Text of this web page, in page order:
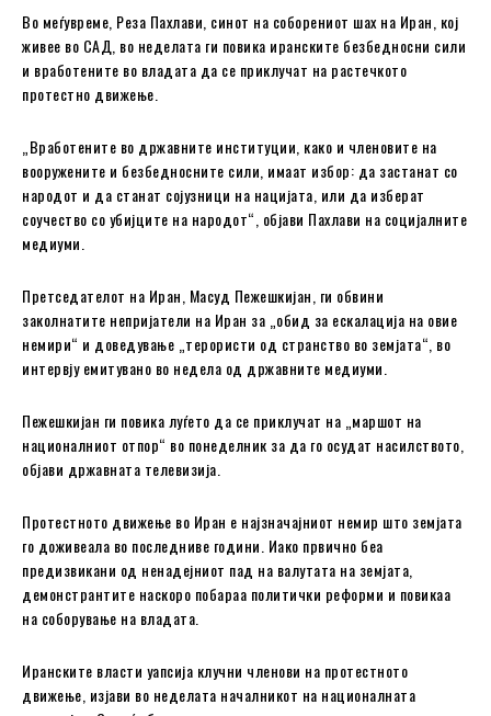
Во меѓувреме, Реза Пахлави, синот на соборениот шах на Иран, кој
живее во САД, во неделата ги повика иранските безбедносни сили
и вработените во владата да се приклучат на растечкото
протестно движење.
„Вработените во државните институции, како и членовите на
вооружените и безбедносните сили, имаат избор: да застанат со
народот и да станат сојузници на нацијата, или да изберат
соучество со убијците на народот“, објави Пахлави на социјалните
медиуми.
Претседателот на Иран, Масуд Пежешкијан, ги обвини
заколнатите непријатели на Иран за „обид за ескалација на овие
немири“ и доведување „терористи од странство во земјата“, во
интервју емитувано во недела од државните медиуми.
Пежешкијан ги повика луѓето да се приклучат на „маршот на
националниот отпор“ во понеделник за да го осудат насилството,
објави државната телевизија.
Протестното движење во Иран е најзначајниот немир што земјата
го доживеала во последниве години. Иако првично беа
предизвикани од ненадејниот пад на валутата на земјата,
демонстрантите наскоро побараа политички реформи и повикаа
на соборување на владата.
Иранските власти уапсија клучни членови на протестното
движење, изјави во неделата началникот на националната